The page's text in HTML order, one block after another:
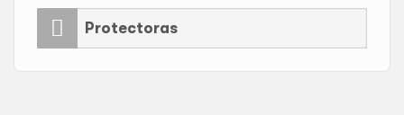
Protectoras